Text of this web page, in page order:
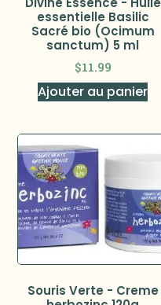
essentielle Basilic
Sacré bio (Ocimum
sanctum) 5 ml
$11.99
Ajouter au panier
Souris Verte - Creme